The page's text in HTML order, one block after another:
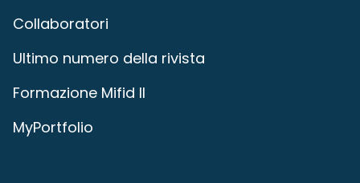
Collaboratori
Ultimo numero della rivista
Formazione Mifid II
MyPortfolio